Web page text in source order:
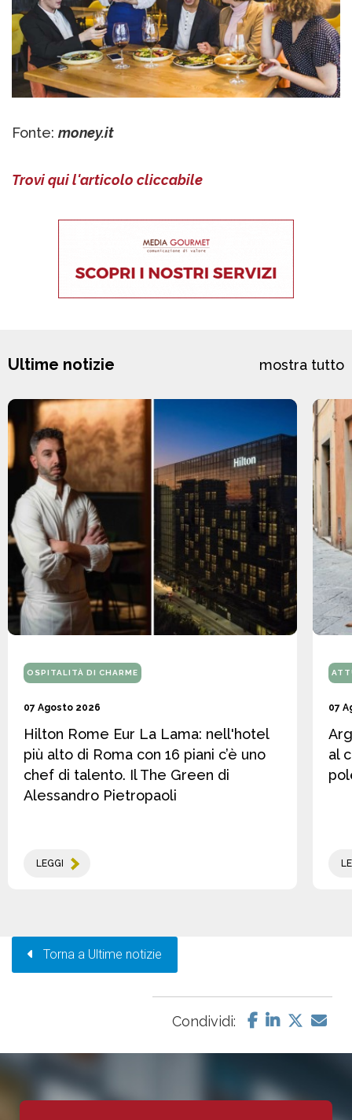
Fonte: money.it
Trovi qui l'articolo cliccabile
Ultime notizie mostra tutto
OSPITALITÀ DI CHARME
07 Agosto 2026
Hilton Rome Eur La Lama: nell'hotel
più alto di Roma con 16 piani c’è uno
chef di talento. Il The Green di
Alessandro Pietropaoli
LEGGI
07
al
Torna a Ultime notizie
Condividi: